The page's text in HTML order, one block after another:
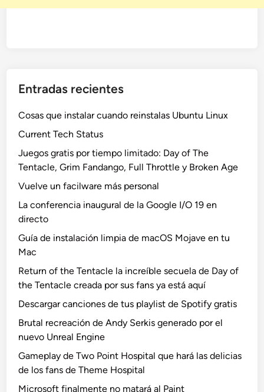
Entradas recientes
Cosas que instalar cuando reinstalas Ubuntu Linux
Current Tech Status
Juegos gratis por tiempo limitado: Day of The
Tentacle, Grim Fandango, Full Throttle y Broken Age
Vuelve un facilware más personal
La conferencia inaugural de la Google I/O 19 en
directo
Guía de instalación limpia de macOS Mojave en tu
Mac
Return of the Tentacle la increíble secuela de Day of
the Tentacle creada por sus fans ya está aquí
Descargar canciones de tus playlist de Spotify gratis
Brutal recreación de Andy Serkis generado por el
nuevo Unreal Engine
Gameplay de Two Point Hospital que hará las delicias
de los fans de Theme Hospital
Microsoft finalmente no matará al Paint